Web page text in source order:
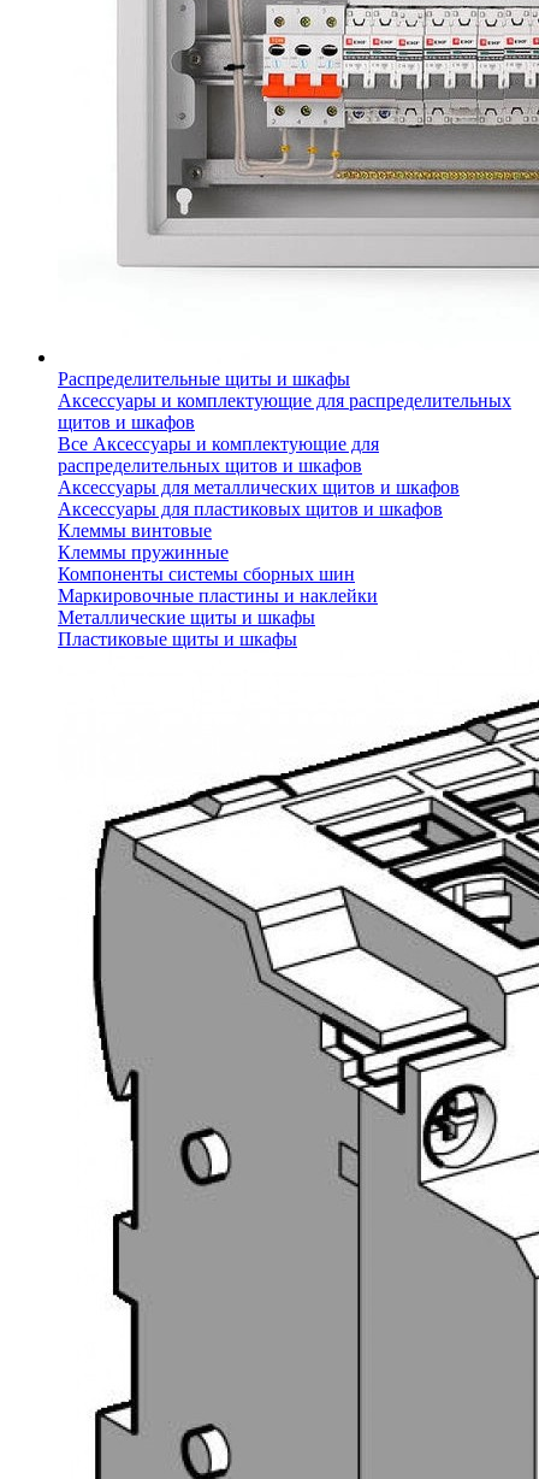
Распределительные щиты и шкафы
Аксессуары и комплектующие для распределительных
щитов и шкафов
Все Аксессуары и комплектующие для
распределительных щитов и шкафов
Аксессуары для металлических щитов и шкафов
Аксессуары для пластиковых щитов и шкафов
Клеммы винтовые
Клеммы пружинные
Компоненты системы сборных шин
Маркировочные пластины и наклейки
Металлические щиты и шкафы
Пластиковые щиты и шкафы